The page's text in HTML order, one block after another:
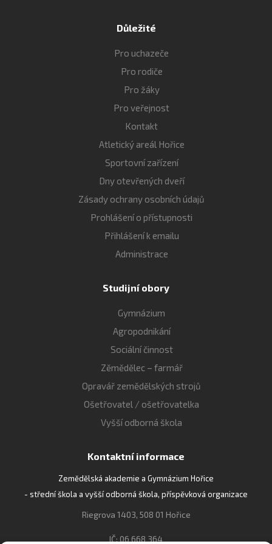
Důležité
Pro uchazeče
Pro rodiče
Pro žáky
Pro veřejnost
Kontakt
Atletický areál Hořice
Sportovní zařízení
Dny otevřených dveří
Zásady ochrany osobních údajů
Prohlášení o přístupnosti
Přihlášení k emailu
Administrace
Studijní obory
Gymnázium
Agropodnikání
Sociální činnost
Zěmědělec – farmář
Opravář zemědělských strojů
Ošetřovatel / ošetřovatelka
Vyšší odborná škola
Kontaktní informace
Zemědělská akademie a Gymnázium Hořice
- střední škola a vyšší odborná škola, příspěvková organizace
Riegrova 1403, 508 01 Hořice
IČ: 06 668 364